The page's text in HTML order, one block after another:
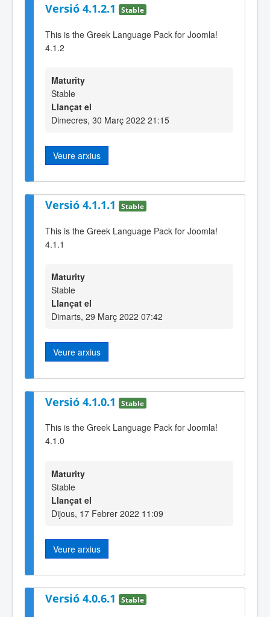
Versió 4.1.2.1 Stable
This is the Greek Language Pack for Joomla!
4.1.2
Maturity
Stable
Llançat el
Dimecres, 30 Març 2022 21:15
Veure arxius
Versió 4.1.1.1 Stable
This is the Greek Language Pack for Joomla!
4.1.1
Maturity
Stable
Llançat el
Dimarts, 29 Març 2022 07:42
Veure arxius
Versió 4.1.0.1 Stable
This is the Greek Language Pack for Joomla!
4.1.0
Maturity
Stable
Llançat el
Dijous, 17 Febrer 2022 11:09
Veure arxius
Versió 4.0.6.1 Stable